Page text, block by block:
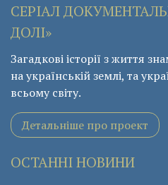
СЕРІАЛ
ДОЛІ»
Загадкові історії з життя
на українській землі, та
всьому світу.
Детальніше про проект
ОСТАННІ НОВИНИ